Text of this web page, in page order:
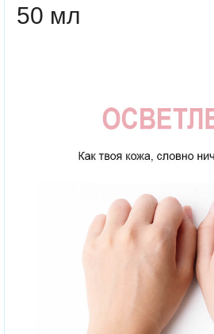
50 мл